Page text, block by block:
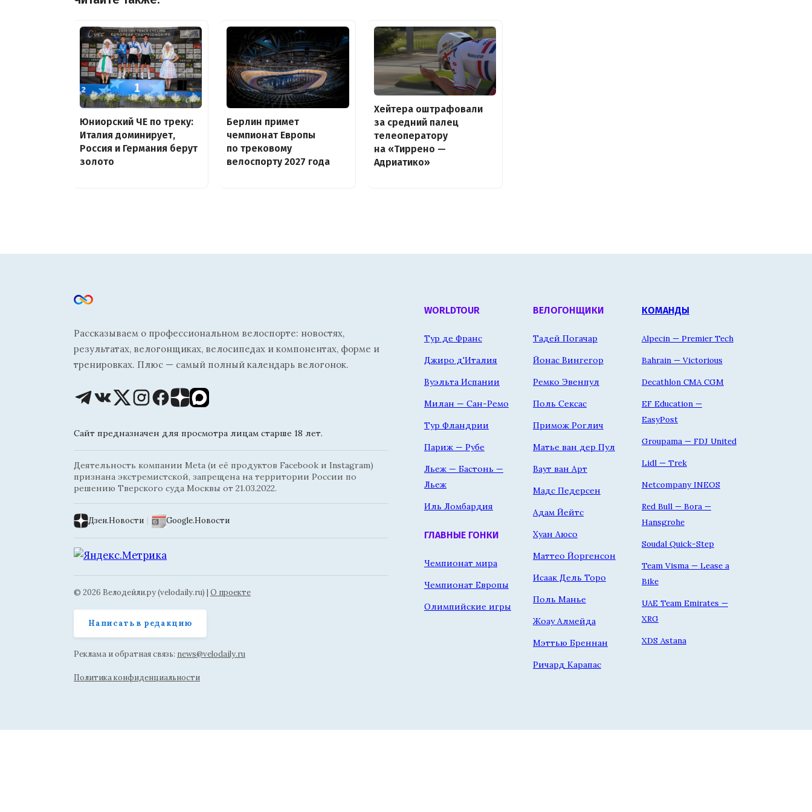
Юниорский ЧЕ по треку:
Италия доминирует,
Россия и Германия берут
золото
Берлин примет
чемпионат Европы
по трековому
велоспорту 2027 года
Хейтера оштрафовали
за средний палец
телеоператору
на «Тиррено —
Адриатико»
Рассказываем о профессиональном велоспорте: новостях,
результатах, велогонщиках, велосипедах и компонентах, форме и
тренировках. Плюс — самый полный календарь велогонок.
Сайт предназначен для просмотра лицам старше 18 лет.
Деятельность компании Meta (и её продуктов Facebook и Instagram)
признана экстремистской, запрещена на территории России по
решению Тверского суда Москвы от 21.03.2022.
Дзен.Новости | Google.Новости
© 2026 Велодейли.ру (velodaily.ru) | О проекте
Написать в редакцию
Реклама и обратная связь: news@velodaily.ru
Политика конфиденциальности
WORLDTOUR
Тур де Франс
Джиро д'Италия
Вуэльта Испании
Милан — Сан-Ремо
Тур Фландрии
Париж — Рубе
Льеж — Бастонь —
Льеж
Иль Ломбардия
ГЛАВНЫЕ ГОНКИ
Чемпионат мира
Чемпионат Европы
Олимпийские игры
ВЕЛОГОНЩИКИ
Тадей Погачар
Йонас Вингегор
Ремко Эвенпул
Поль Сексас
Примож Роглич
Матье ван дер Пул
Ваут ван Арт
Мадс Педерсен
Адам Йейтс
Хуан Аюсо
Маттео Йоргенсон
Исаак Дель Торо
Поль Манье
Жоау Алмейда
Мэттью Бреннан
Ричард Карапас
КОМАНДЫ
Alpecin — Premier Tech
Bahrain — Victorious
Decathlon CMA CGM
EF Education —
EasyPost
Groupama — FDJ United
Lidl — Trek
Netcompany INEOS
Red Bull — Bora —
Hansgrohe
Soudal Quick-Step
Team Visma — Lease a
Bike
UAE Team Emirates —
XRG
XDS Astana